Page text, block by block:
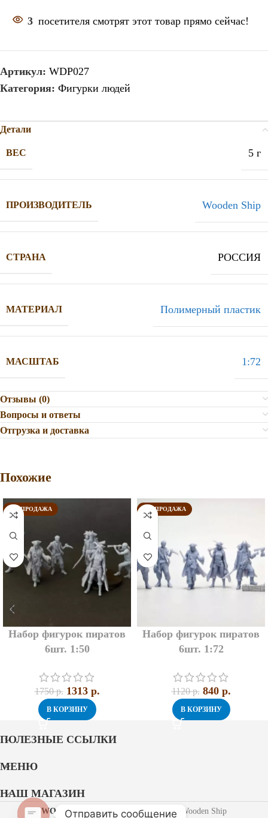
3 посетителя смотрят этот товар прямо сейчас!
Артикул: WDP027
Категория: Фигурки людей
Детали
ВЕС 5 г
ПРОИЗВОДИТЕЛЬ Wooden Ship
СТРАНА РОССИЯ
МАТЕРИАЛ Полимерный пластик
МАСШТАБ 1:72
Отзывы (0)
Вопросы и ответы
Отгрузка и доставка
Похожие
РАСПРОДАЖА
Набор фигурок пиратов
6шт. 1:50
1750p. 1313 p.
В КОРЗИНУ
РАСПРОДАЖА
Набор фигурок пиратов
6шт. 1:72
1120p. 840 p.
В КОРЗИНУ
ПОЛЕЗНЫЕ ССЫЛКИ
МЕНЮ
НАШ МАГАЗИН
WOODEN SHIP 2021 Разработано Wooden Ship
Отправить сообщение